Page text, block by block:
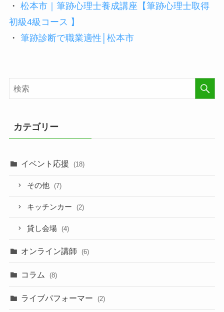
・ 松本市｜筆跡心理士養成講座【筆跡心理士取得
初級4級コース 】
・ 筆跡診断で職業適性│松本市
カテゴリー
イベント応援 (18)
その他 (7)
キッチンカー (2)
貸し会場 (4)
オンライン講師 (6)
コラム (8)
ライブパフォーマー (2)